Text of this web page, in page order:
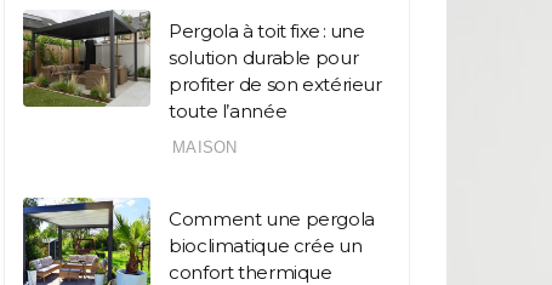
Pergola à toit fixe : une
solution durable pour
profiter de son extérieur
toute l’année
MAISON
Comment une pergola
bioclimatique crée un
confort thermique